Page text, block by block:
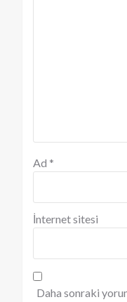
Ad *
İnternet sitesi
Daha sonraki